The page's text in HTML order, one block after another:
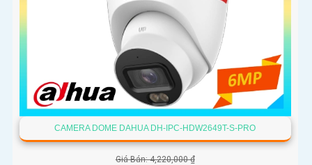
CAMERA DOME DAHUA DH-IPC-HDW2649T-S-PRO
Giá Bán: 4,220,000 ₫